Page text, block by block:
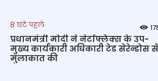
8 घंटे पहले
प्रधानमंत्री मोदी ने नेटफ्लिक्स के उप-
मुख्य कार्यकारी अधिकारी टेड सेरेन्डोस से
मुलाकात की